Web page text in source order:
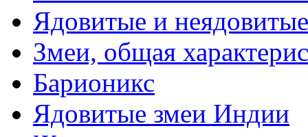
Ядовитые и
Змеи, общая
Барионикс
Ядовитые змеи Индии